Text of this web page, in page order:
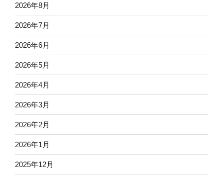
2026年8月
2026年7月
2026年6月
2026年5月
2026年4月
2026年3月
2026年2月
2026年1月
2025年12月